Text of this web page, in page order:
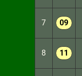
7 09
8 11